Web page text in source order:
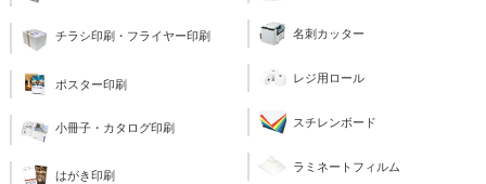
チラシ印刷・フライヤー印刷
ポスター印刷
小冊子・カタログ印刷
はがき印刷
名刺カッター
レジ用ロール
スチレンボード
ラミネートフィルム